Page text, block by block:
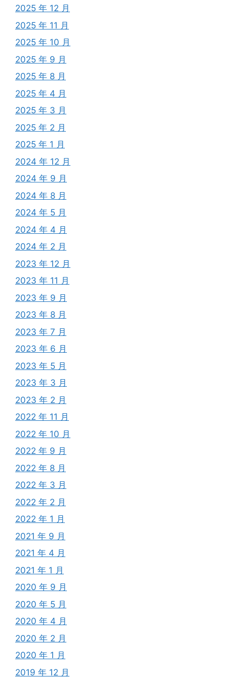
2025 年 12 月
2025 年 11 月
2025 年 10 月
2025 年 9 月
2025 年 8 月
2025 年 4 月
2025 年 3 月
2025 年 2 月
2025 年 1 月
2024 年 12 月
2024 年 9 月
2024 年 8 月
2024 年 5 月
2024 年 4 月
2024 年 2 月
2023 年 12 月
2023 年 11 月
2023 年 9 月
2023 年 8 月
2023 年 7 月
2023 年 6 月
2023 年 5 月
2023 年 3 月
2023 年 2 月
2022 年 11 月
2022 年 10 月
2022 年 9 月
2022 年 8 月
2022 年 3 月
2022 年 2 月
2022 年 1 月
2021 年 9 月
2021 年 4 月
2021 年 1 月
2020 年 9 月
2020 年 5 月
2020 年 4 月
2020 年 2 月
2020 年 1 月
2019 年 12 月